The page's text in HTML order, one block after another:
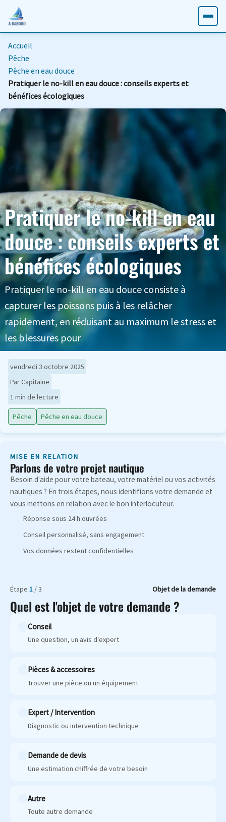
Accueil
Pêche
Pêche en eau douce
Pratiquer le no-kill en eau douce : conseils experts et
bénéfices écologiques
Pratiquer le no-kill en eau
douce : conseils experts et
bénéfices écologiques
Pratiquer le no-kill en eau douce consiste à
capturer les poissons puis à les relâcher
rapidement, en réduisant au maximum le stress et
les blessures pour
vendredi 3 octobre 2025
Par Capitaine
1 min de lecture
Pêche Pêche en eau douce
MISE EN RELATION
Parlons de votre projet nautique
Besoin d'aide pour votre bateau, votre matériel ou vos activités
nautiques ? En trois étapes, nous identifions votre demande et
vous mettons en relation avec le bon interlocuteur.
Réponse sous 24 h ouvrées
Conseil personnalisé, sans engagement
Vos données restent confidentielles
Étape 1 / 3 Objet de la demande
Quel est l'objet de votre demande ?
Conseil
Une question, un avis d'expert
Pièces & accessoires
Trouver une pièce ou un équipement
Expert / Intervention
Diagnostic ou intervention technique
Demande de devis
Une estimation chiffrée de votre besoin
Autre
Toute autre demande